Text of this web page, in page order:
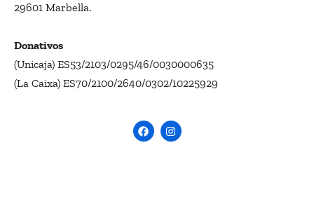
29601 Marbella.
Donativos
(Unicaja) ES53/2103/0295/46/0030000635
(La Caixa) ES70/2100/2640/0302/10225929